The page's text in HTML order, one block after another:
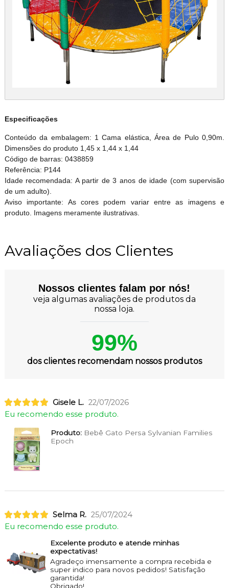
Especificações
Conteúdo da embalagem: 1 Cama elástica, Área de Pulo 0,90m.
Dimensões do produto 1,45 x 1,44 x 1,44
Código de barras: 0438859
Referência: P144
Idade recomendada: A partir de 3 anos de idade (com supervisão
de um adulto).
Aviso importante: As cores podem variar entre as imagens e
produto. Imagens meramente ilustrativas.
Avaliações dos Clientes
Nossos clientes falam por nós!
veja algumas avaliações de produtos da
nossa loja.
99%
dos clientes recomendam nossos produtos
Gisele L. 22/07/2026
Eu recomendo esse produto.
Produto:Bebê Gato Persa Sylvanian Families
Epoch
Selma R. 25/07/2024
Eu recomendo esse produto.
Excelente produto e atende minhas
expectativas!
Agradeço imensamente a compra recebida e
super indico para novos pedidos! Satisfação
garantida!
Obrigado!